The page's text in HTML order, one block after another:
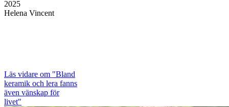
2025
Helena Vincent
Läs vidare om "Bland
keramik och lera fanns
även vänskap för
livet"